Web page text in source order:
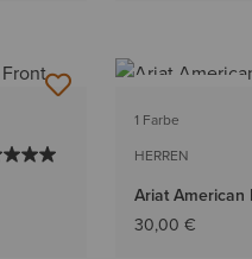
1 Farbe
HERREN
Ariat American
30,00 €